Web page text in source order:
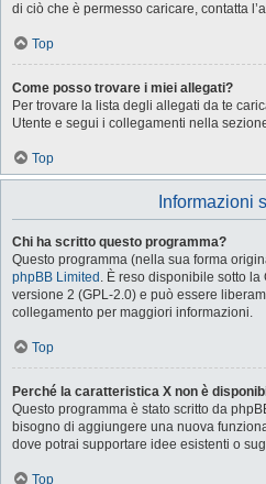
di ciò che è permesso caricare, contatta
Top
Come posso trovare i miei allegati?
Per trovare la lista degli allegati da te
Utente e segui i collegamenti nella
Top
Informazioni
Chi ha scritto questo programma?
Questo programma (nella sua forma
phpBB Limited . È reso disponibile sotto
versione 2 (GPL-2.0) e può essere
collegamento per maggiori informazioni.
Top
Perché la caratteristica X non è
Questo programma è stato scritto da
bisogno di aggiungere una nuova
dove potrai supportare idee esistenti o
Top